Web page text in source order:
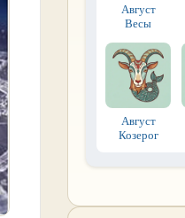
Август
Весы
Август
Козерог